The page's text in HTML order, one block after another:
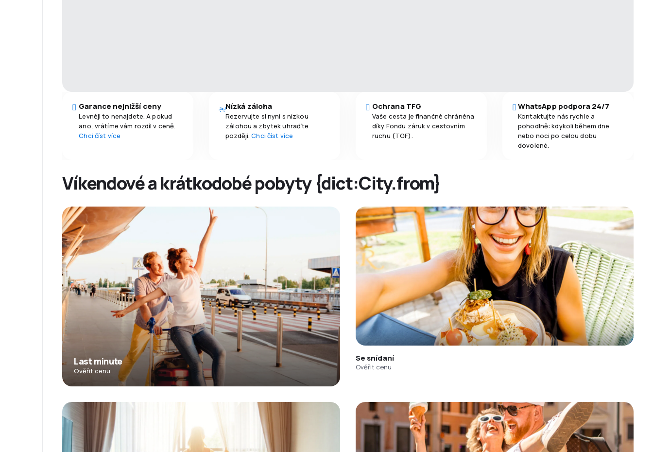
Garance nejnižší ceny
Levněji to nenajdete. A pokud
ano, vrátíme vám rozdíl v ceně.
Chci číst více
Nízká záloha
Rezervujte si nyní s nízkou
zálohou a zbytek uhraďte
později.Chci číst více
Ochrana TFG
Vaše cesta je finančně chráněna
díky Fondu záruk v cestovním
ruchu (TGF).
WhatsApp podpora 24/7
Kontaktujte nás rychle a
pohodlně: kdykoli během dne
nebo noci po celou dobu
dovolené.
Víkendové a krátkodobé pobyty {dict:City.from}
Last minute
Ověřit cenu
Se snídaní
Ověřit cenu